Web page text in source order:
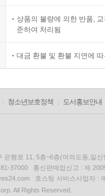
상품의 불량에 의한 반품,
준하여 처리됨
대금 환불 및 환불 지연에
청소년보호정책 도서홍보안내
은행로 11, 5층~6층(여의도동,일신
81-37000 통신판매업신고 : 제
호스팅 서비스사업자 :
All Rights Reserved.